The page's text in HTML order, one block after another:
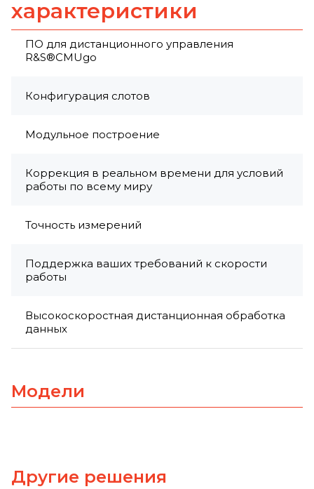
характеристики
ПО для дистанционного управления
R&S®CMUgo
Конфигурация слотов
Модульное построение
Коррекция в реальном времени для условий
работы по всему миру
Точность измерений
Поддержка ваших требований к скорости
работы
Высокоскоростная дистанционная обработка
данных
Модели
Другие решения